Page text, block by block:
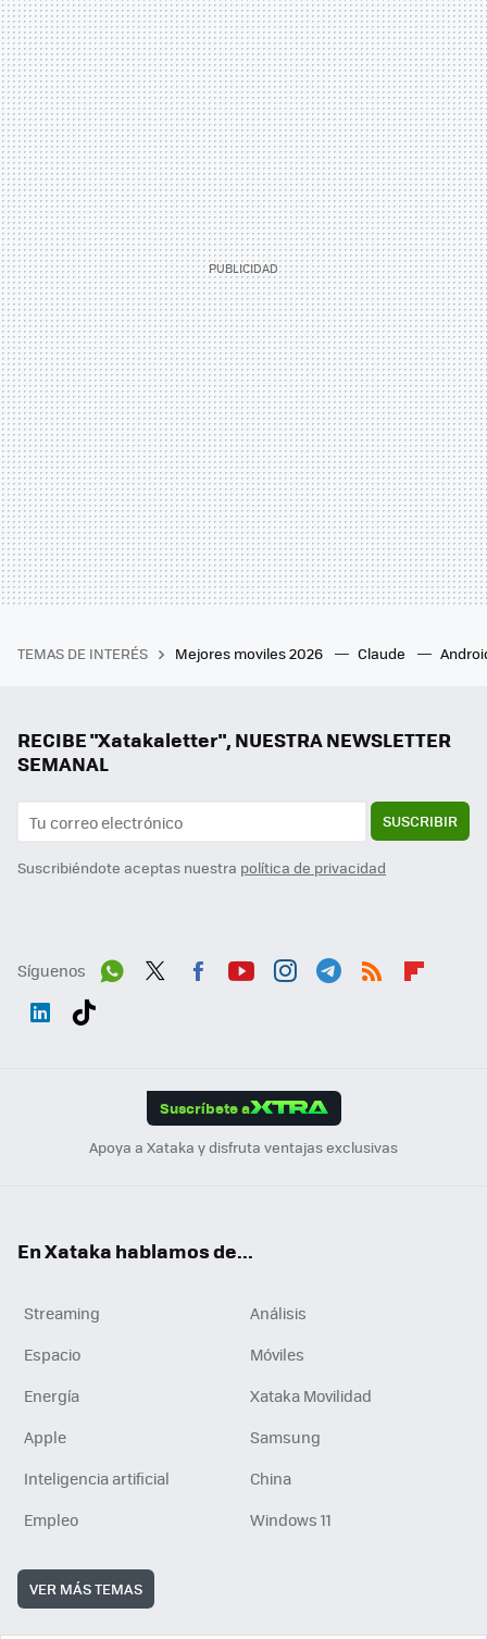
TEMAS DE INTERÉS Mejores moviles 2026 Claude
RECIBE "Xatakaletter", NUESTRA NEWSLETTER
SEMANAL
SUSCRIBIR
Suscribiéndote aceptas nuestra política de privacidad
Síguenos
Suscríbete a
Apoya a Xataka y disfruta ventajas exclusivas
En Xataka hablamos de...
Streaming
Análisis
Espacio
Móviles
Energía
Xataka Movilidad
Apple
Samsung
Inteligencia artificial
China
Empleo
Windows 11
VER MÁS TEMAS